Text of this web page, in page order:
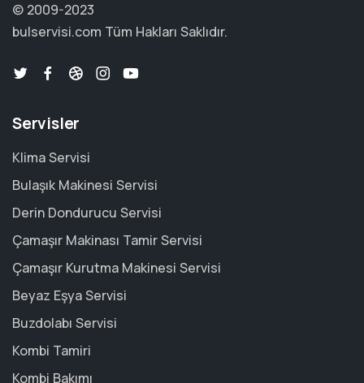
© 2009-2023
bulservisi.com Tüm Hakları Saklıdır.
Servisler
Klima Servisi
Bulaşık Makinesi Servisi
Derin Dondurucu Servisi
Çamaşır Makinası Tamir Servisi
Çamaşır Kurutma Makinesi Servisi
Beyaz Eşya Servisi
Buzdolabı Servisi
Kombi Tamiri
Kombi Bakımı